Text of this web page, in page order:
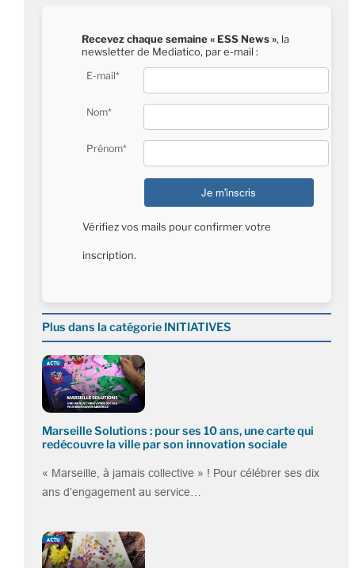
Recevez chaque semaine « ESS News », la
newsletter de Mediatico, par e-mail :
E-mail*
Nom*
Prénom*
Vérifiez vos mails pour confirmer votre
inscription.
Plus dans la catégorie INITIATIVES
Marseille Solutions : pour ses 10 ans, une carte qui
redécouvre la ville par son innovation sociale
« Marseille, à jamais collective » ! Pour célébrer ses dix
ans d’engagement au service…